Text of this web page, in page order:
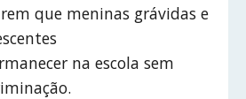
que meninas grávidas e
na escola sem